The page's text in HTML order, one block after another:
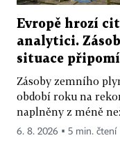
Evropě hrozí
analytici.
situace
Zásoby zemního
období roku na
naplněny z méně
6. 8. 2026 ▪ 5 min. čtení